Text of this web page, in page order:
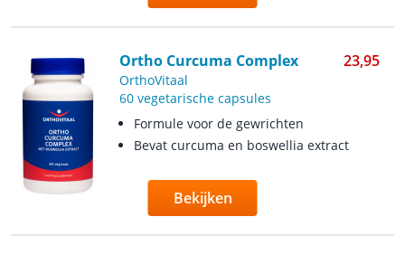
Ortho Curcuma Complex 23,95
OrthoVitaal
60 vegetarische capsules
Formule voor de gewrichten
Bevat curcuma en boswellia extract
Bekijken